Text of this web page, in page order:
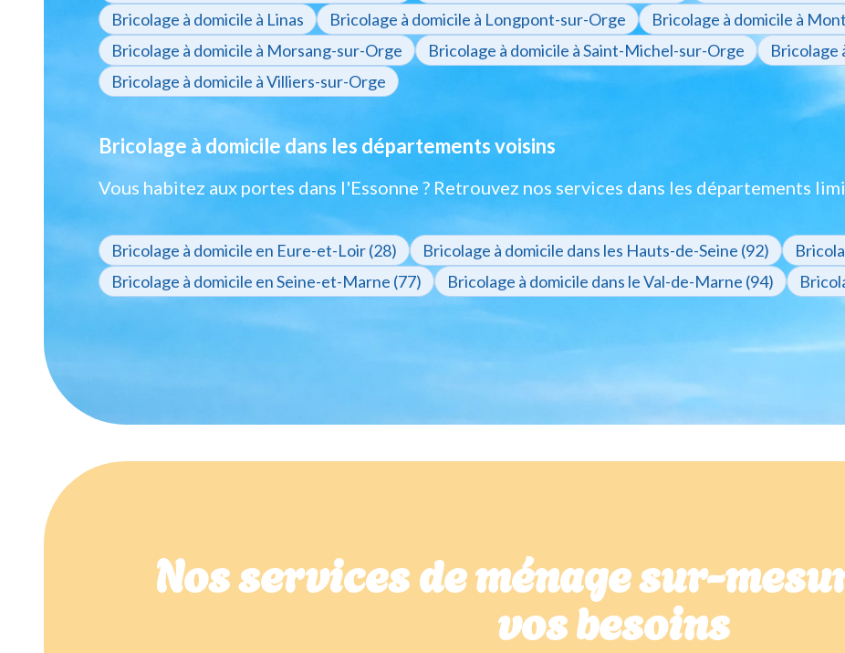
Bricolage à domicile à Linas
Bricolage à domicile à Longpont-sur-Orge
Bricolage à domicile à
Bricolage à domicile à Morsang-sur-Orge
Bricolage à domicile à Saint-Michel-sur-Orge
Bricolage
Bricolage à domicile à Villiers-sur-Orge
Bricolage à domicile dans les départements voisins
Vous habitez aux portes dans l'Essonne ? Retrouvez nos services dans les départements
Bricolage à domicile en Eure-et-Loir (28) Bricolage à domicile dans les Hauts-de-Seine (92)
Bricolage à domicile en Seine-et-Marne (77)
Bricolage à domicile dans le Val-de-Marne (94)
Nos services de ménage sur-
vos besoins